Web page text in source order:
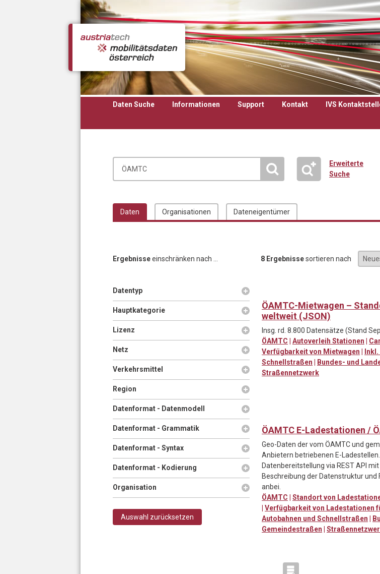
Daten Suche Informationen Support Kontakt IVS
Erweiterte
Suche
Daten Organisationen Dateneigentümer
Ergebnisseeinschränken nach ... 8 Ergebnissesortieren nach
Anzeigen
Datentyp
Anzeigen
Hauptkategorie
Anzeigen
Lizenz
Anzeigen
Netz
Anzeigen
Verkehrsmittel
Anzeigen
Region
Anzeigen
Datenformat - Datenmodell
Anzeigen
Datenformat - Grammatik
Anzeigen
Datenformat - Syntax
Anzeigen
Datenformat - Kodierung
Anzeigen
Organisation
ÖAMTC-Mietwagen –
weltweit (JSON)
Insg. rd. 8.800 Datensätze (Stand
ÖAMTC | Autoverleih Stationen |
Verfügbarkeit von Mietwagen |
Schnellstraßen | Bundes- und
Straßennetzwerk
ÖAMTC E-Ladestationen /
Geo-Daten der vom ÖAMTC und
Anbietern betriebenen E-Ladestellen.
Datenbereitstellung via REST API
Beschreibung der Datenstruktur und
anbei.
ÖAMTC | Standort von
| Verfügbarkeit von Ladestationen
Autobahnen und Schnellstraßen |
Gemeindestraßen |